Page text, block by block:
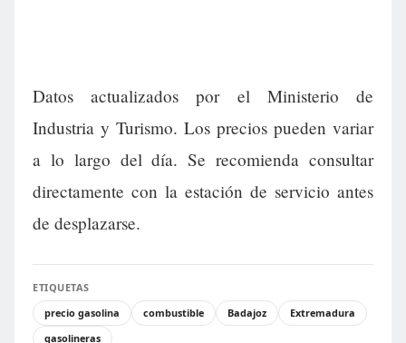
Datos actualizados por el Ministerio de
Industria y Turismo. Los precios pueden variar
a lo largo del día. Se recomienda consultar
directamente con la estación de servicio antes
de desplazarse.
ETIQUETAS
precio gasolina
combustible Badajoz
Extremadura
gasolineras